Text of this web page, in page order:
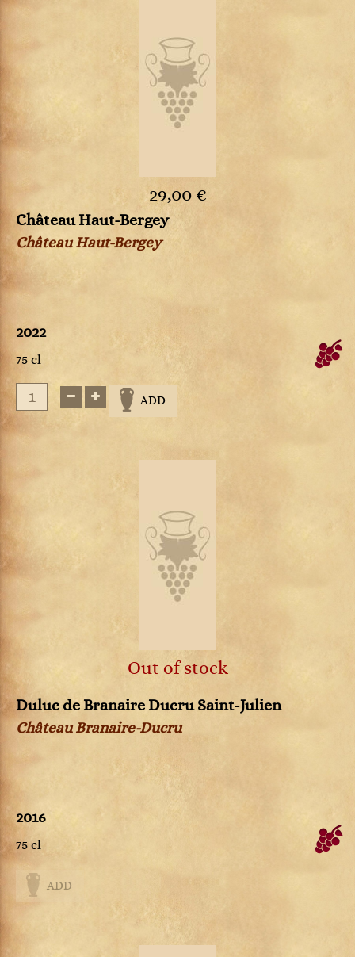
29,00 €
Château Haut-Bergey
Château Haut-Bergey
2022
75 cl
ADD
Out of stock
Duluc de Branaire Ducru Saint-Julien
Château Branaire-Ducru
2016
75 cl
ADD